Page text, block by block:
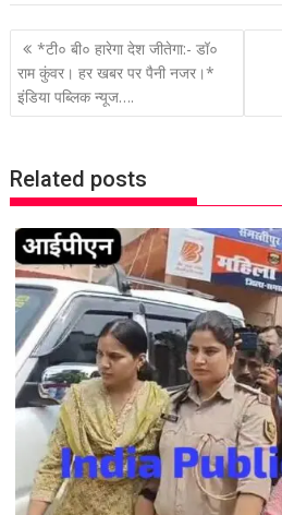
P
o
s
n
a
g
a
t
i
o
n
*टी० बी० हारेगा देश जीतेगा:- डॉ०
राम कुंवर। हर खबर पर पैनी नजर।*
इंडिया पब्लिक न्यूज….
Related posts